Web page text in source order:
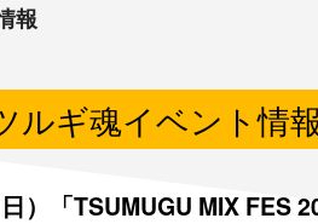
報
ルギ魂イベント情報
）「TSUMUGU MIX FES